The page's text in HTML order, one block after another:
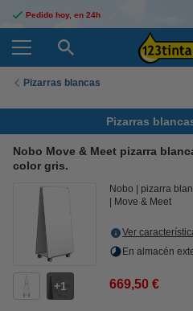
Pedido hoy, en 24h
Pizarras blancas
Pizarras
Nobo Move & Meet pizarra
color gris.
1
Nobo pizarra
Move & Meet
Ver
En almacén
669,50 €